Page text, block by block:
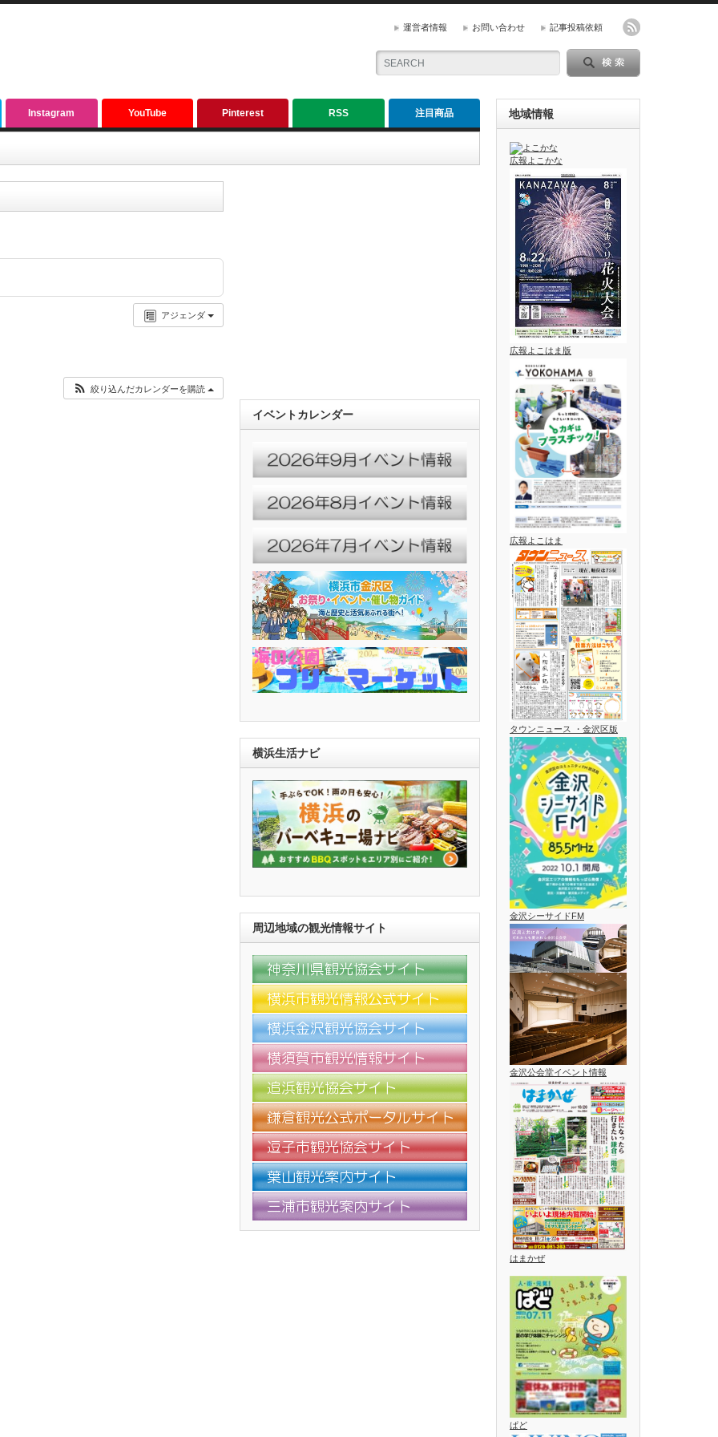
運営者情報 お問い合わせ 記事投稿依頼
Instagram YouTube Pinterest RSS 注目商品
アジェンダ
絞り込んだカレンダーを購読
イベントカレンダー
横浜生活ナビ
周辺地域の観光情報サイト
地域情報
広報よこかな
広報よこはま版
広報よこはま
タウンニュース ・金沢区版
金沢シーサイドFM
金沢公会堂イベント情報
はまかぜ
ぱど